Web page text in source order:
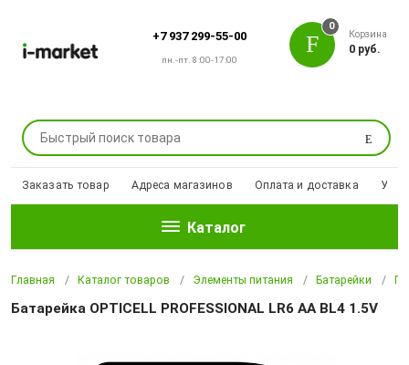
+7 937 299-55-00
пн.-пт. 8:00-17:00
Поиск
0
Корзина
0 руб.
Заказать товар Адреса магазинов Оплата и доставка
Каталог
Главная Каталог товаров Элементы питания Батарейки
Батарейка OPTICELL PROFESSIONAL LR6 AA BL4 1.5V